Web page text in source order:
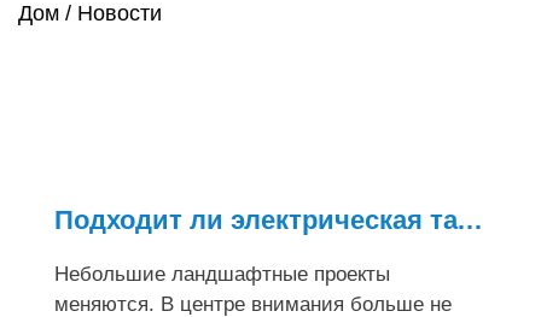
Дом / Новости
Подходит ли электрическая тачка для небольших проектов по ла...
Небольшие ландшафтные проекты
меняются. В центре внимания больше не